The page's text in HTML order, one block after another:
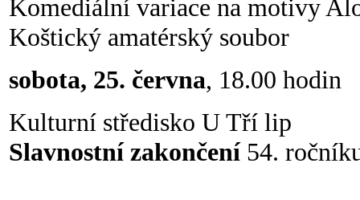
Komediální variace na motivy
Koštický amatérský soubor
sobota, 25. června, 18.00 hodin
Kulturní středisko U Tří lip
Slavnostní zakončení54.